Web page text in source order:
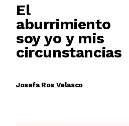
El
aburrimiento
soy yo y mis
circunstancias
Josefa Ros Velasco